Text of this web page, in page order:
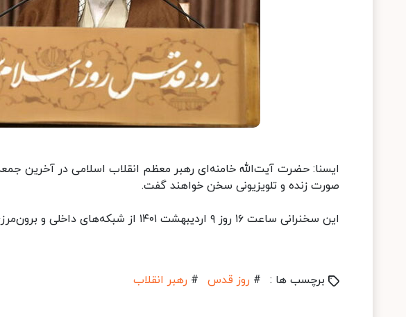
ایسنا: حضرت آیت‌الله خامنه‌ای رهبر معظم انقلاب اسلامی در آخرین
صورت زنده و تلویزیونی سخن خواهند گفت.
این سخنرانی ساعت ۱۶ روز ۹ اردیبهشت ۱۴۰۱ از شبکه‌های داخلی و برون‌مرزی رسانه ملی پخش خواهد شد.
برچسب ها : # روز قدس # رهبر انقلاب